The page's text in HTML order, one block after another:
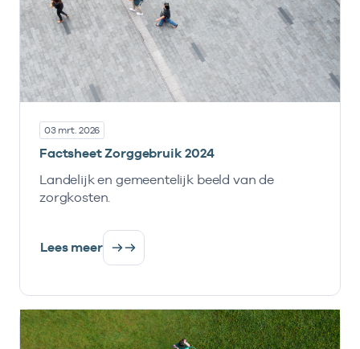
03 mrt. 2026
Factsheet Zorggebruik 2024
Landelijk en gemeentelijk beeld van de
zorgkosten.
Lees meer